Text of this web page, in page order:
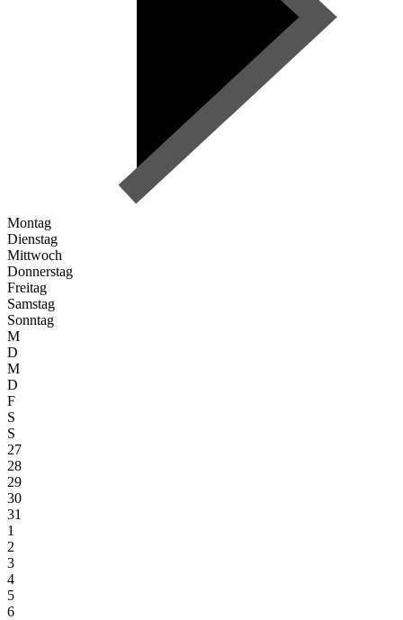
Montag
Dienstag
Mittwoch
Donnerstag
Freitag
Samstag
Sonntag
M
D
M
D
F
S
S
27
28
29
30
31
1
2
3
4
5
6